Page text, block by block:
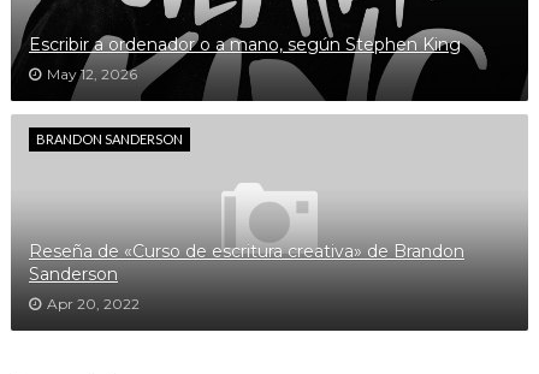
Escribir a ordenador o a mano, según Stephen King
May 12, 2026
BRANDON SANDERSON
Reseña de «Curso de escritura creativa» de Brandon
Sanderson
Apr 20, 2022